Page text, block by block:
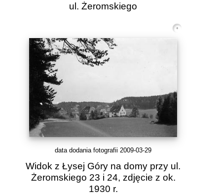
ul. Żeromskiego
data dodania fotografii 2009-03-29
Widok z Łysej Góry na domy przy ul.
Żeromskiego 23 i 24, zdjęcie z ok.
1930 r.